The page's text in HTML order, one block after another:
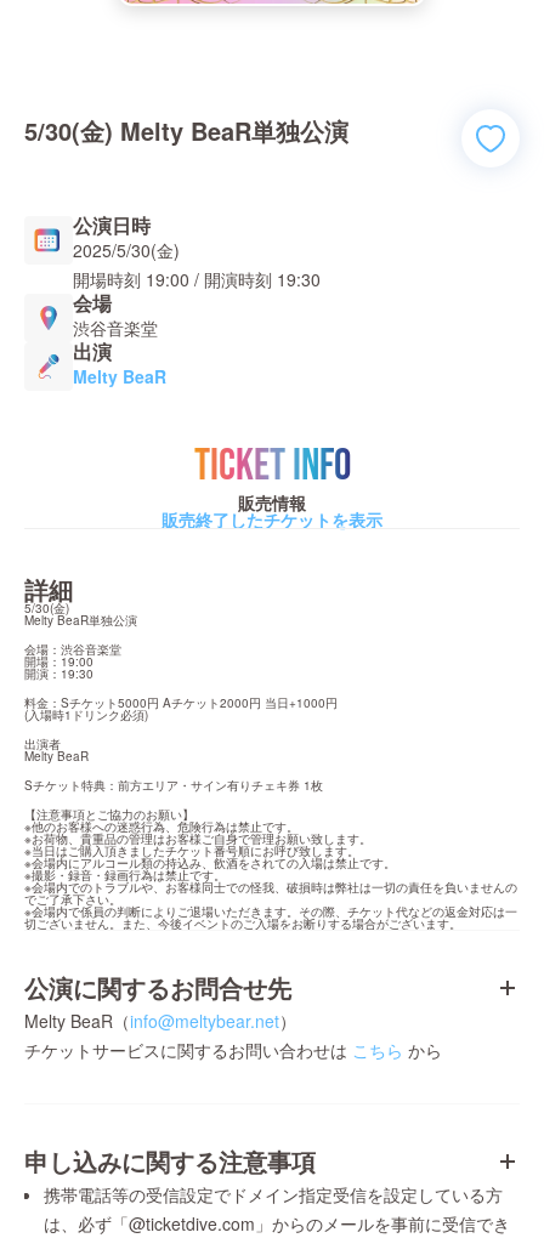
5/30(金) Melty BeaR単独公演
公演日時
2025/5/30(金)
開場時刻 19:00 / 開演時刻 19:30
会場
渋谷音楽堂
出演
Melty BeaR
TICKET INFO
販売情報
販売終了したチケットを表示
詳細
5/30(金)
Melty BeaR単独公演
会場：渋谷音楽堂
開場：19:00
開演：19:30
料金：Sチケット5000円 Aチケット2000円 当日+1000円
(入場時1ドリンク必須)
出演者
Melty BeaR
Sチケット特典：前方エリア・サイン有りチェキ券 1枚
【注意事項とご協力のお願い】
※他のお客様への迷惑行為、危険行為は禁止です。
※お荷物、貴重品の管理はお客様ご自身で管理お願い致します。
※当日はご購入頂きましたチケット番号順にお呼び致します。
※会場内にアルコール類の持込み、飲酒をされての入場は禁止です。
※撮影・録音・録画行為は禁止です。
※会場内でのトラブルや、お客様同士での怪我、破損時は弊社は一切の責任を負いませんの
でご了承下さい。
※会場内で係員の判断によりご退場いただきます。その際、チケット代などの返金対応は一
切ございません。また、今後イベントのご入場をお断りする場合がございます。
公演に関するお問合せ先
Melty BeaR（info@meltybear.net）
チケットサービスに関するお問い合わせは こちら から
申し込みに関する注意事項
携帯電話等の受信設定でドメイン指定受信を設定している方
は、必ず「@ticketdive.com」からのメールを事前に受信でき